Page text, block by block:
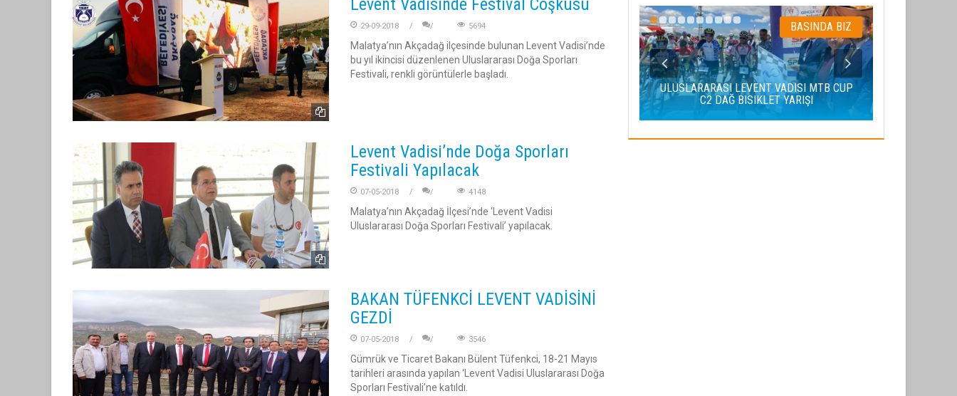
29-09-2018 5694
Malatya’nın Akçadağ ilçesinde bulunan Levent Vadisi’nde
bu yıl ikincisi düzenlenen Uluslararası Doğa Sporları
Festivali, renkli görüntülerle başladı.
Levent Vadisi’nde Doğa Sporları
Festivali Yapılacak
07-05-2018 4148
Malatya’nın Akçadağ İlçesi’nde ‘Levent Vadisi
Uluslararası Doğa Sporları Festivali’ yapılacak.
BAKAN TÜFENKCİ LEVENT VADİSİNİ
GEZDİ
07-05-2018 3546
Gümrük ve Ticaret Bakanı Bülent Tüfenkci, 18-21 Mayıs
tarihleri arasında yapılan ‘Levent Vadisi Uluslararası Doğa
Sporları Festivali’ne katıldı.
BASINDA BIZ
ULUSLARARASI LEVENT VADISI MTB CUP
C2 DAĞ BISIKLET YARIŞI